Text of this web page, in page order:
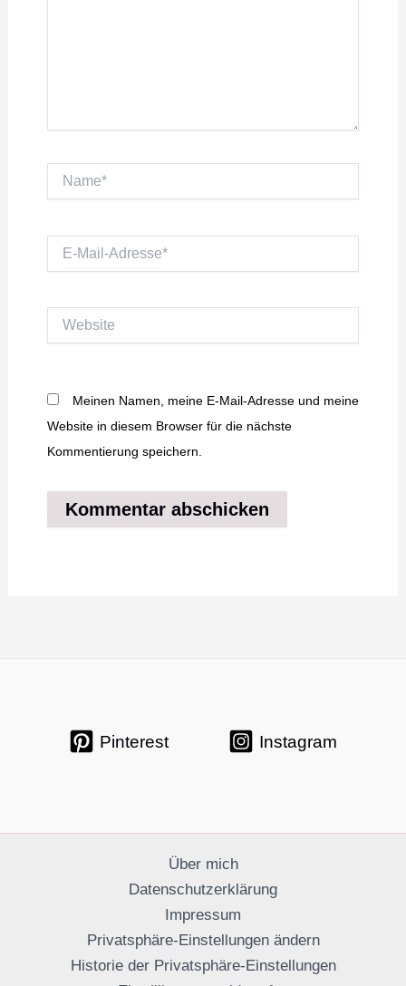
Mail-
Website
Meinen Namen, meine E-Mail-Adresse und meine
Website in diesem Browser für die nächste
Kommentierung speichern.
Pinterest Instagram
Über mich
Datenschutzerklärung
Impressum
Privatsphäre-Einstellungen ändern
Historie der Privatsphäre-Einstellungen